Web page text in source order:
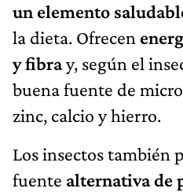
un elemento
la dieta. Ofrecen
y fibray, según el
buena fuente de
zinc, calcio y hierro.
Los insectos también
fuente alternativa de